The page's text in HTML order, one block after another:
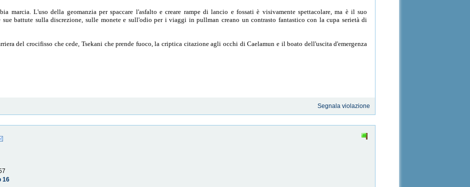
marcia. L'uso della geomanzia per spaccare l'asfalto e creare rampe di lancio e fossati è visivamente spettacolare, ma è il suo
sue battute sulla discrezione, sulle monete e sull'odio per i viaggi in pullman creano un contrasto fantastico con la cupa serietà di
del crocifisso che cede, Tsekani che prende fuoco, la criptica citazione agli occhi di Caelamun e il boato dell'uscita d'emergenza
Segnala violazione
16